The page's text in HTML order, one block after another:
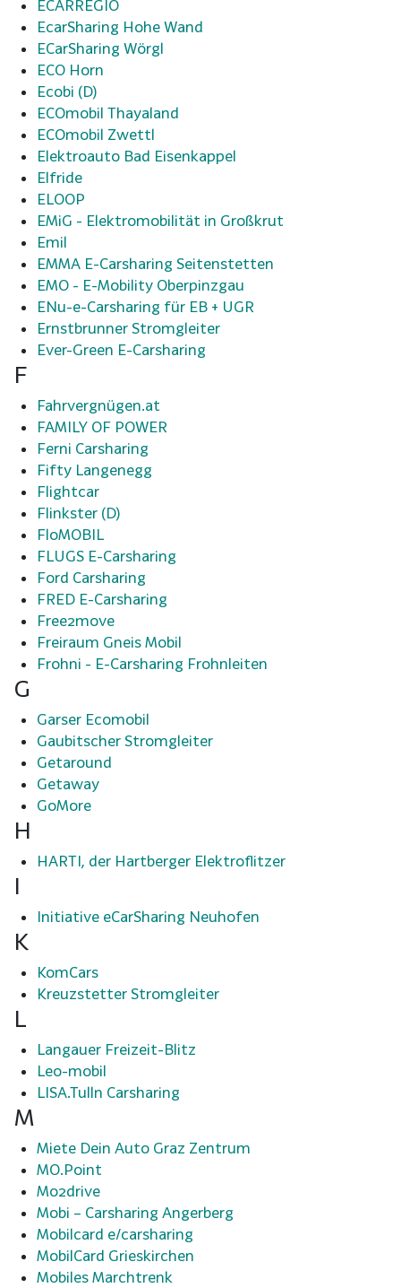
ECARREGIO
EcarSharing Hohe Wand
ECarSharing Wörgl
ECO Horn
Ecobi (D)
ECOmobil Thayaland
ECOmobil Zwettl
Elektroauto Bad Eisenkappel
Elfride
ELOOP
EMiG - Elektromobilität in Großkrut
Emil
EMMA E-Carsharing Seitenstetten
EMO - E-Mobility Oberpinzgau
ENu-e-Carsharing für EB + UGR
Ernstbrunner Stromgleiter
Ever-Green E-Carsharing
F
Fahrvergnügen.at
FAMILY OF POWER
Ferni Carsharing
Fifty Langenegg
Flightcar
Flinkster (D)
FloMOBIL
FLUGS E-Carsharing
Ford Carsharing
FRED E-Carsharing
Free2move
Freiraum Gneis Mobil
Frohni - E-Carsharing Frohnleiten
G
Garser Ecomobil
Gaubitscher Stromgleiter
Getaround
Getaway
GoMore
H
HARTI, der Hartberger Elektroflitzer
I
Initiative eCarSharing Neuhofen
K
KomCars
Kreuzstetter Stromgleiter
L
Langauer Freizeit-Blitz
Leo-mobil
LISA.Tulln Carsharing
M
Miete Dein Auto Graz Zentrum
MO.Point
Mo2drive
Mobi – Carsharing Angerberg
Mobilcard e/carsharing
MobilCard Grieskirchen
Mobiles Marchtrenk